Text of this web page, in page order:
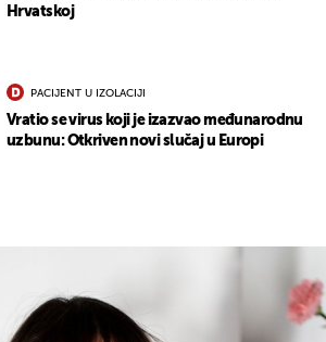
Hrvatskoj
PACIJENT U IZOLACIJI
Vratio se virus koji je izazvao međunarodnu
uzbunu: Otkriven novi slučaj u Europi